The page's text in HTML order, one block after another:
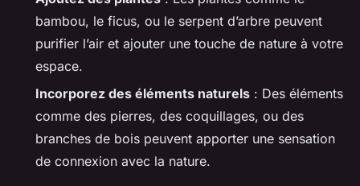
bambou, le ficus, ou le serpent d’arbre peuvent
purifier l’air et ajouter une touche de nature à votre
espace.
Incorporez des éléments naturels : Des éléments
comme des pierres, des coquillages, ou des
branches de bois peuvent apporter une sensation
de connexion avec la nature.